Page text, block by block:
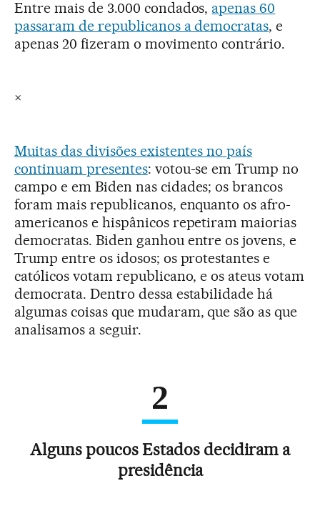
Entre mais de 3.000 condados, apenas 60
passaram de republicanos a democratas, e
apenas 20 fizeram o movimento contrário.
×
Muitas das divisões existentes no país
continuam presentes: votou-se em Trump no
campo e em Biden nas cidades; os brancos
foram mais republicanos, enquanto os afro-
americanos e hispânicos repetiram maiorias
democratas. Biden ganhou entre os jovens, e
Trump entre os idosos; os protestantes e
católicos votam republicano, e os ateus votam
democrata. Dentro dessa estabilidade há
algumas coisas que mudaram, que são as que
analisamos a seguir.
2
Alguns poucos Estados decidiram a
presidência